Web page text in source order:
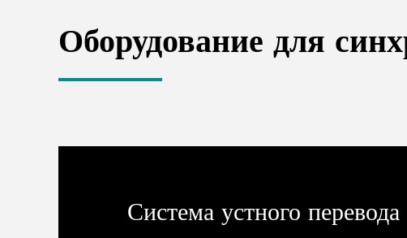
Оборудование для
Система устного перевода